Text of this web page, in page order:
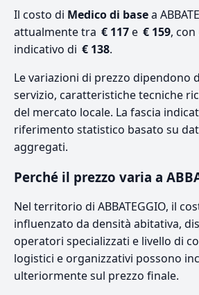
Il costo di Medico di basea
attualmente tra € 117e € 159,
indicativo di € 138.
Le variazioni di prezzo dipendono
servizio, caratteristiche tecniche
del mercato locale. La fascia
riferimento statistico basato su
aggregati.
Perché il prezzo varia a
Nel territorio di ABBATEGGIO, il
influenzato da densità abitativa,
operatori specializzati e livello di
logistici e organizzativi possono
ulteriormente sul prezzo finale.